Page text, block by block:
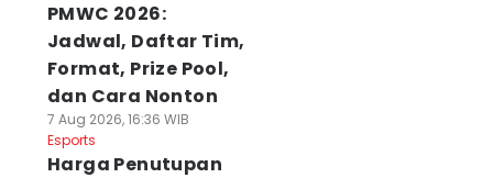
PMWC 2026:
Jadwal, Daftar Tim,
Format, Prize Pool,
dan Cara Nonton
7 Aug 2026, 16:36 WIB
Esports
Harga Penutupan